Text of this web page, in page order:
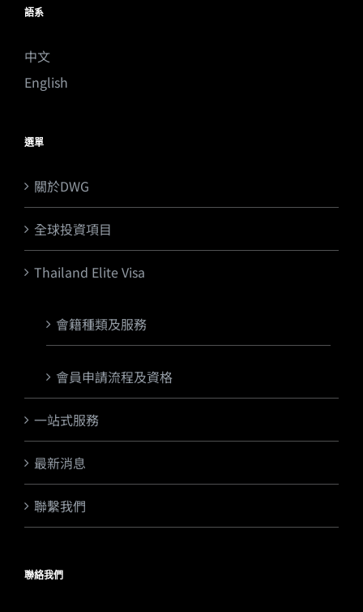
語系
中文
English
選單
關於DWG
全球投資項目
Thailand Elite Visa
會籍種類及服務
會員申請流程及資格
一站式服務
最新消息
聯繫我們
聯絡我們